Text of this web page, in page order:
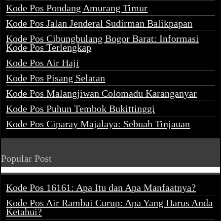
Kode Pos Pondang Amurang Timur
Kode Pos Jalan Jenderal Sudirman Balikpapan
Kode Pos Cibungbulang Bogor Barat: Informasi
Kode Pos Terlengkap
Kode Pos Air Haji
Kode Pos Pisang Selatan
Kode Pos Malangjiwan Colomadu Karanganyar
Kode Pos Puhun Tembok Bukittinggi
Kode Pos Ciparay Majalaya: Sebuah Tinjauan
Popular Post
Kode Pos 16161: Apa Itu dan Apa Manfaatnya?
Kode Pos Air Rambai Curup: Apa Yang Harus Anda
Ketahui?